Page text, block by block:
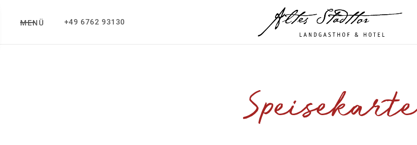
MENÜ +49 6762 93130
Speisekarte